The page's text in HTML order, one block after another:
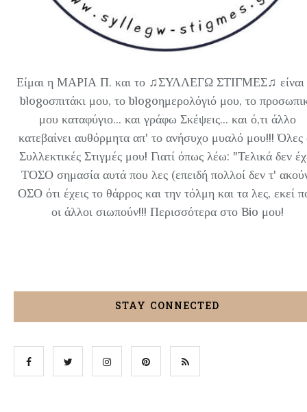
Είμαι η ΜΑΡΙΑ Π. και το ♫ΣΥΛΛΕΓΩ ΣΤΙΓΜΕΣ♫ είναι
blogοσπιτάκι μου, το blogoημερολόγιό μου, το
μου καταφύγιο... και γράφω Σκέψεις... και ό,τι άλλο
κατεβαίνει αυθόρμητα απ' το ανήσυχο μυαλό μου!!! Όλες
Συλλεκτικές Στιγμές μου! Γιατί όπως λέω: "Τελικά δεν
ΤΟΣΟ σημασία αυτά που λες (επειδή πολλοί δεν τ'
ΟΣΟ ότι έχεις το θάρρος και την τόλμη και τα λες, εκεί
οι άλλοι σιωπούν!!! Περισσότερα στο Bio μου!
STAY CONNECTED